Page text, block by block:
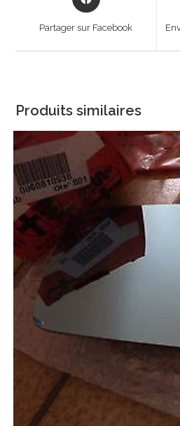
in
Partager sur Facebook
Produits similaires